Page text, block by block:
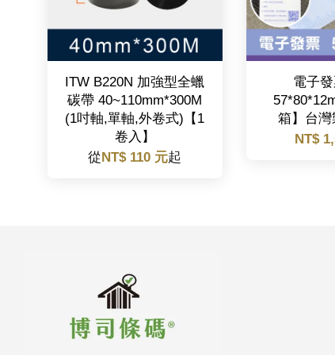
ITW B220N 加強型全蠟
碳帶 40~110mm*300M
(1吋軸,單軸,外卷式)【1
卷入】
從NT$ 110 元起
電子
箱】台
NT$